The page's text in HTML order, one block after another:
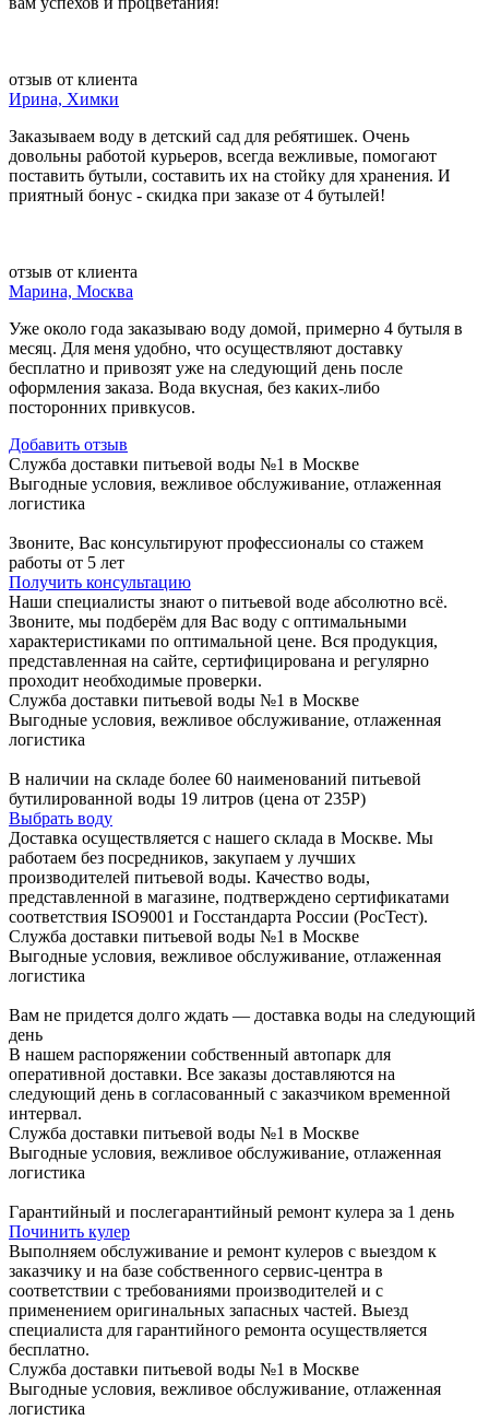
отзыв от клиента
Ирина, Химки
Заказываем воду в детский сад для ребятишек. Очень
довольны работой курьеров, всегда вежливые, помогают
поставить бутыли, составить их на стойку для хранения. И
приятный бонус - скидка при заказе от 4 бутылей!
отзыв от клиента
Марина, Москва
Уже около года заказываю воду домой, примерно 4 бутыля в
месяц. Для меня удобно, что осуществляют доставку
бесплатно и привозят уже на следующий день после
оформления заказа. Вода вкусная, без каких-либо
посторонних привкусов.
Добавить отзыв
Служба доставки питьевой воды №1 в Москве
Выгодные условия, вежливое обслуживание, отлаженная
логистика
Звоните, Вас консультируют профессионалы со стажем
работы от 5 лет
Получить консультацию
Наши специалисты знают о питьевой воде абсолютно всё.
Звоните, мы подберём для Вас воду с оптимальными
характеристиками по оптимальной цене. Вся продукция,
представленная на сайте, сертифицирована и регулярно
проходит необходимые проверки.
Служба доставки питьевой воды №1 в Москве
Выгодные условия, вежливое обслуживание, отлаженная
логистика
В наличии на складе более 60 наименований питьевой
бутилированной воды 19 литров (цена от 235Р)
Выбрать воду
Доставка осуществляется с нашего склада в Москве. Мы
работаем без посредников, закупаем у лучших
производителей питьевой воды. Качество воды,
представленной в магазине, подтверждено сертификатами
соответствия ISO9001 и Госстандарта России (РосТест).
Служба доставки питьевой воды №1 в Москве
Выгодные условия, вежливое обслуживание, отлаженная
логистика
Вам не придется долго ждать — доставка воды на следующий
день
В нашем распоряжении собственный автопарк для
оперативной доставки. Все заказы доставляются на
следующий день в согласованный с заказчиком временной
интервал.
Служба доставки питьевой воды №1 в Москве
Выгодные условия, вежливое обслуживание, отлаженная
логистика
Гарантийный и послегарантийный ремонт кулера за 1 день
Починить кулер
Выполняем обслуживание и ремонт кулеров с выездом к
заказчику и на базе собственного сервис-центра в
соответствии с требованиями производителей и с
применением оригинальных запасных частей. Выезд
специалиста для гарантийного ремонта осуществляется
бесплатно.
Служба доставки питьевой воды №1 в Москве
Выгодные условия, вежливое обслуживание, отлаженная
логистика